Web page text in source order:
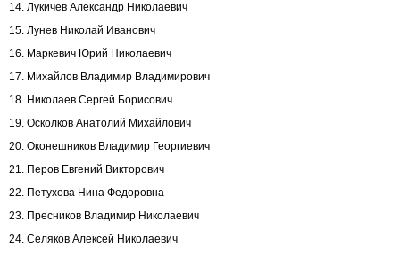
14. Лукичев Александр Николаевич
15. Лунев Николай Иванович
16. Маркевич Юрий Николаевич
17. Михайлов Владимир Владимирович
18. Николаев Сергей Борисович
19. Осколков Анатолий Михайлович
20. Оконешников Владимир Георгиевич
21. Перов Евгений Викторович
22. Петухова Нина Федоровна
23. Пресников Владимир Николаевич
24. Селяков Алексей Николаевич